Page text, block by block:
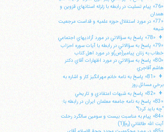
«76» پيام تسليت در رابطه با زلزله استانهاي قزوين و
همدان
«77» در مورد استقلال حوزه علميه و قداست مرجعيت
شيعه
+ «78» پاسخ به سؤالاتي در مورد آزاديهاي اجتماعي
«79» پاسخ به سؤالاتي در رابطه با آيات سوره احزاب
خطاب به زنان پيامبر(ص)و در مورد اهل كتاب
«80» پاسخ به سؤالاتي در مورد اظهارات آقاي دكتر
هاشم آقاجري
+
«81» پاسخ به نامه خانم مهرانگيز كار و اشاره به
برخي مسائل روز
+ «82» پاسخ به شبهات اعتقادي و تاريخي
«83» پاسخ به نامه جامعه معلمان ايران در رابطه با:
"چه بايد كرد؟"
«84» پيام به مناسبت بيست و سومين سالگرد رحلت
آيت الله طالقاني (ره)(1)